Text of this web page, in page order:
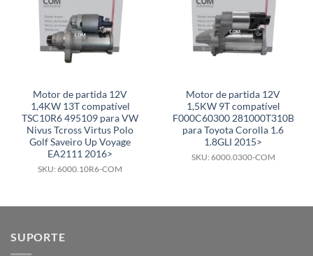
Motor de partida 12V
1,4KW 13T compatível
TSC10R6 495109 para VW
Nivus Tcross Virtus Polo
Golf Saveiro Up Voyage
EA2111 2016>
SKU: 6000.10R6-COM
Motor de partida 12V
1,5KW 9T compatível
F000C60300 281000T310B
para Toyota Corolla 1.6
1.8GLI 2015>
SKU: 6000.0300-COM
SUPORTE